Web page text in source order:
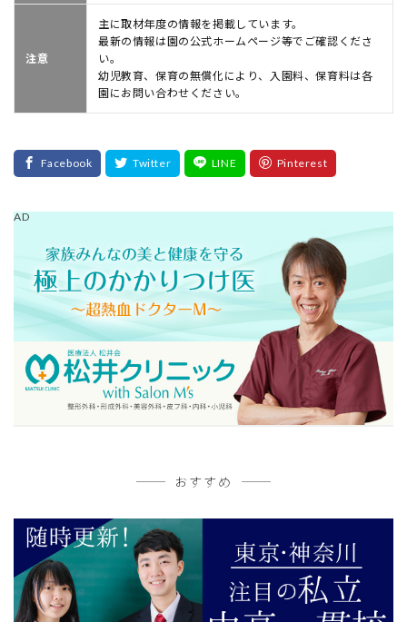
注意
主に取材年度の情報を掲載しています。
最新の情報は園の公式ホームページ等でご確認くださ
い。
幼児教育、保育の無償化により、入園料、保育料は各
園にお問い合わせください。
AD
おすすめ